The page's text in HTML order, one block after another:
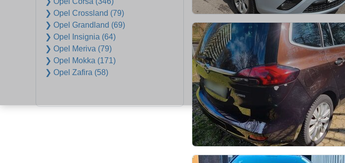
❯ Opel Crossland (79)
❯ Opel Grandland (69)
❯ Opel Insignia (64)
❯ Opel Meriva (79)
❯ Opel Mokka (171)
❯ Opel Zafira (58)